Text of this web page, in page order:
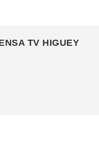
TV HIGUEY